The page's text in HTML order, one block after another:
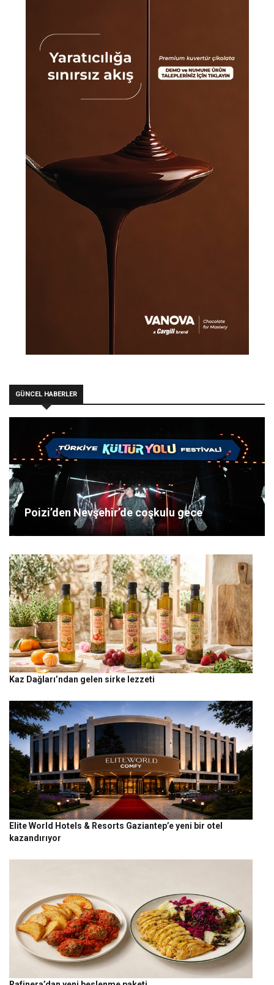
GÜNCEL HABERLER
Poizi’den Nevşehir’de coşkulu gece
Kaz Dağları’ndan gelen sirke lezzeti
Elite World Hotels & Resorts Gaziantep’e yeni bir otel
kazandırıyor